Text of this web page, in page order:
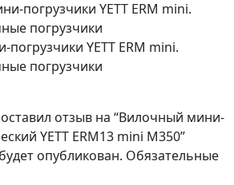
YETT ERM mini.
погрузчики
отзыв на “Вилочный мини-
YETT ERM13 mini M350”
опубликован. Обязательные